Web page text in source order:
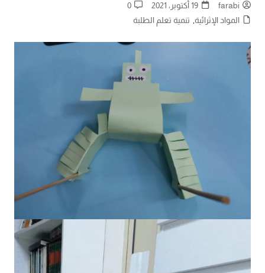
farabi 19 أكتوبر، 2021
0
المواد الإثرائية, تنمية تعلم الطلبة